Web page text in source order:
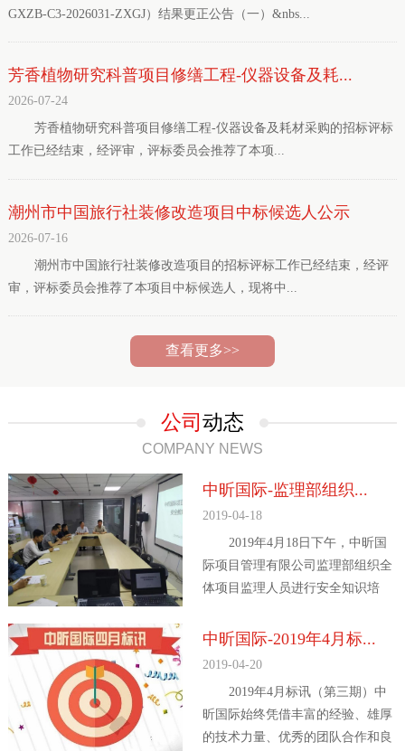
GXZB-C3-2026031-ZXGJ）结果更正公告（一）&nbs...
芳香植物研究科普项目修缮工程-仪器设备及耗...
2026-07-24
芳香植物研究科普项目修缮工程-仪器设备及耗材采购的招标评标
工作已经结束，经评审，评标委员会推荐了本项...
潮州市中国旅行社装修改造项目中标候选人公示
2026-07-16
潮州市中国旅行社装修改造项目的招标评标工作已经结束，经评
审，评标委员会推荐了本项目中标候选人，现将中...
查看更多>>
公司动态
COMPANY NEWS
中昕国际-监理部组织...
2019-04-18
2019年4月18日下午，中昕国
际项目管理有限公司监理部组织全
体项目监理人员进行安全知识培
中昕国际-2019年4月标...
2019-04-20
2019年4月标讯（第三期）中
昕国际始终凭借丰富的经验、雄厚
的技术力量、优秀的团队合作和良